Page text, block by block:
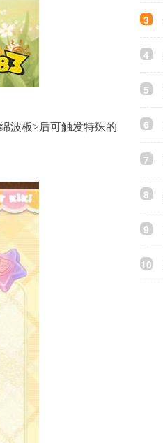
波板>后可触发特殊的
3
4
5
6
7
8
9
10